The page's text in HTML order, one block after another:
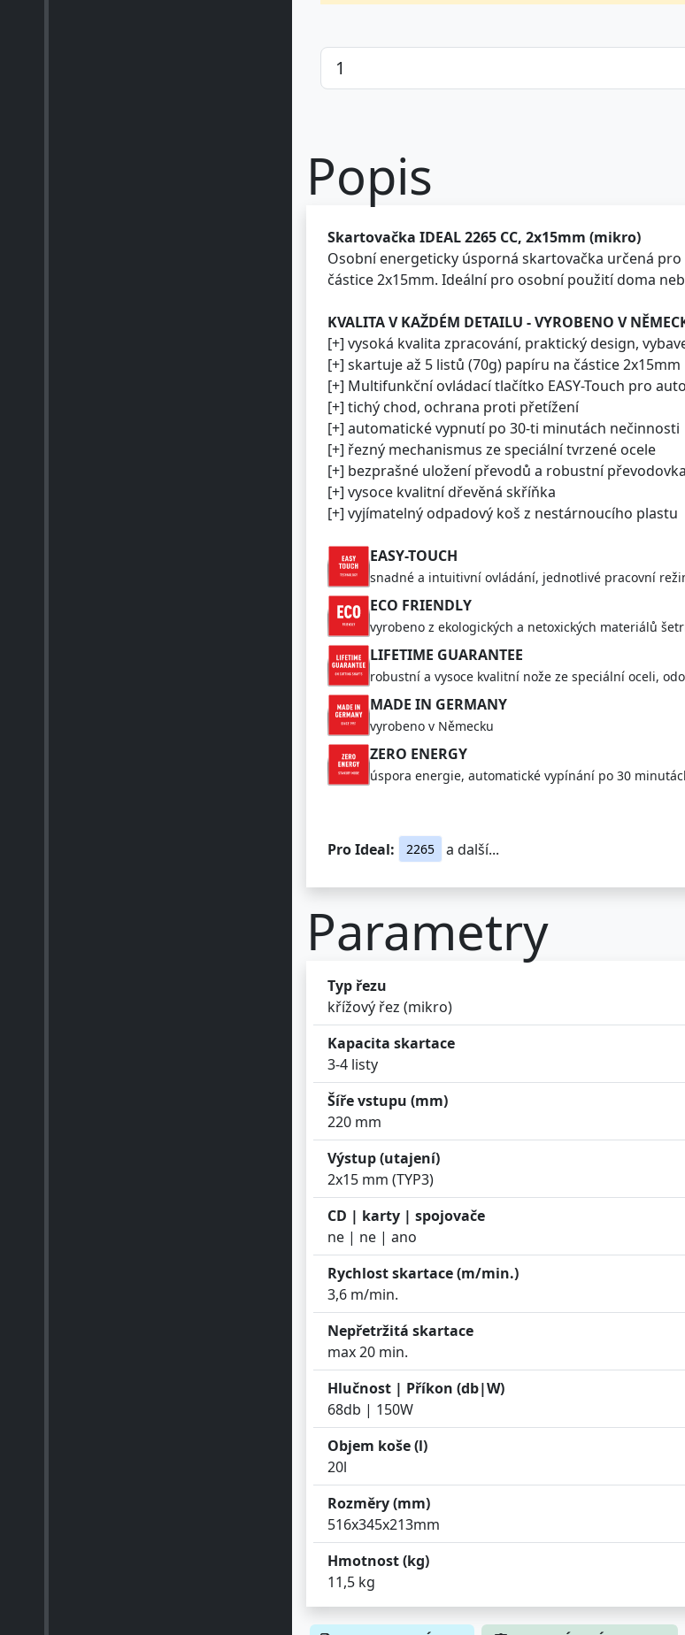
Popis
Skartovačka IDEAL 2265 CC, 2x15mm (mikro)
Osobní energeticky úsporná skartovačka určená
částice 2x15mm. Ideální pro osobní použití doma
KVALITA V KAŽDÉM DETAILU - VYROBENO V
[+] vysoká kvalita zpracování, praktický design,
[+] skartuje až 5 listů (70g) papíru na částice 2x15mm
[+] Multifunkční ovládací tlačítko EASY-Touch pro
[+] tichý chod, ochrana proti přetížení
[+] automatické vypnutí po 30-ti minutách nečinnosti
[+] řezný mechanismus ze speciální tvrzené ocele
[+] bezprašné uložení převodů a robustní převodovka
[+] vysoce kvalitní dřevěná skříňka
[+] vyjímatelný odpadový koš z nestárnoucího plastu
EASY-TOUCH
snadné a intuitivní ovládání, jednotlivé pracovní
ECO FRIENDLY
vyrobeno z ekologických a netoxických materiálů
LIFETIME GUARANTEE
robustní a vysoce kvalitní nože ze speciální oceli,
MADE IN GERMANY
vyrobeno v Německu
ZERO ENERGY
úspora energie, automatické vypínání po 30
Pro Ideal: 2265 a další...
Parametry
Typ řezu
křížový řez (mikro)
Kapacita skartace
3-4 listy
Šíře vstupu (mm)
220 mm
Výstup (utajení)
2x15 mm (TYP3)
CD | karty | spojovače
ne | ne | ano
Rychlost skartace (m/min.)
3,6 m/min.
Nepřetržitá skartace
max 20 min.
Hlučnost | Příkon (db|W)
68db | 150W
Objem koše (l)
20l
Rozměry (mm)
516x345x213mm
Hmotnost (kg)
11,5 kg